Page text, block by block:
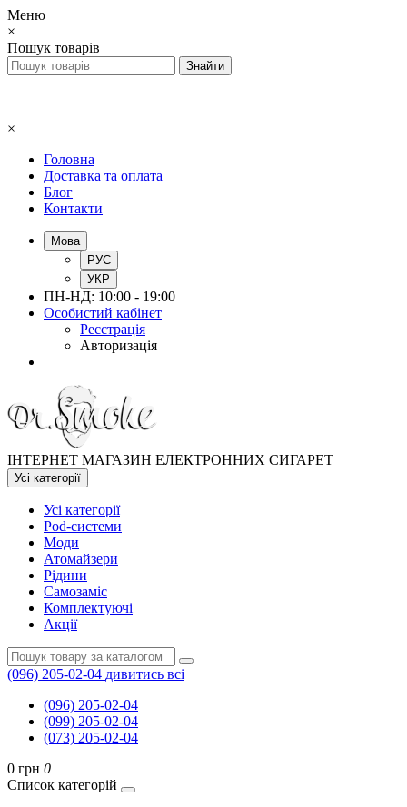
Меню
×
Пошук товарів
×
Головна
Доставка та оплата
Блог
Контакти
Мова
РУС
УКР
ПН-НД: 10:00 - 19:00
Особистий кабінет
Реєстрація
Авторизація
ІНТЕРНЕТ МАГАЗИН ЕЛЕКТРОННИХ СИГАРЕТ
Усі категорії
Усі категорії
Pod-системи
Моди
Атомайзери
Рідини
Самозаміс
Комплектуючі
Акції
(096) 205-02-04 дивитись всі
(096) 205-02-04
(099) 205-02-04
(073) 205-02-04
0 грн 0
Список категорій